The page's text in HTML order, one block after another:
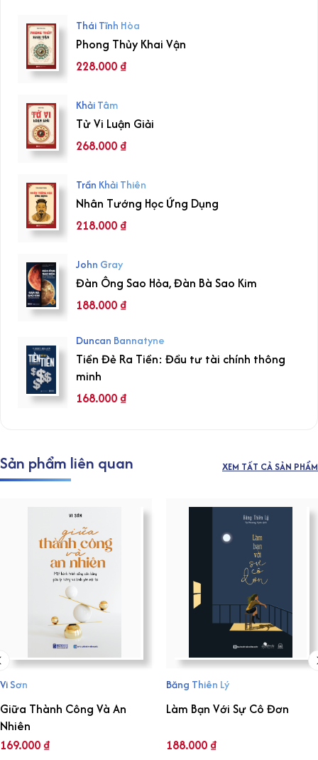
Thái Tĩnh Hòa
Phong Thủy Khai Vận
228.000₫
Khải Tâm
Tử Vi Luận Giải
268.000₫
Trần Khải Thiên
Nhân Tướng Học Ứng Dụng
218.000₫
John Gray
Đàn Ông Sao Hỏa, Đàn Bà Sao Kim
188.000₫
Duncan Bannatyne
Tiền Đẻ Ra Tiền: Đầu tư tài chính thông
minh
168.000₫
Sản phẩm liên quan XEM TẤT CẢ SẢN PHẨM
Vi Sơn
Giữa Thành Công Và An
Nhiên
169.000₫
Băng Thiên Lý
Làm Bạn Với Sự Cô Đơn
188.000₫